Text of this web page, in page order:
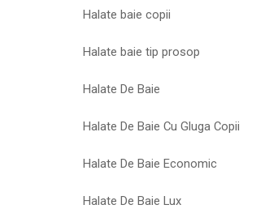
Halate baie copii
Halate baie tip prosop
Halate De Baie
Halate De Baie Cu Gluga Copii
Halate De Baie Economic
Halate De Baie Lux